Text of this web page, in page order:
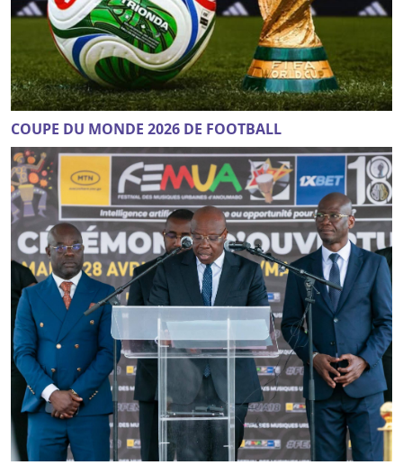
COUPE DU MONDE 2026 DE FOOTBALL